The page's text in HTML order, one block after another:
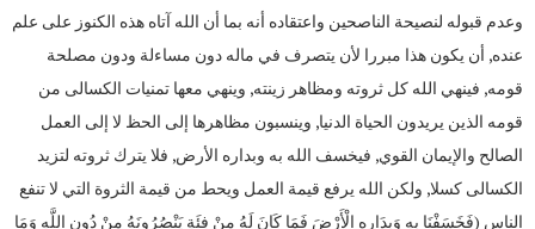
وعدم قبوله لنصيحة الناصحين واعتقاده أنه بما أن الله آتاه هذه الكنوز على علم
عنده, أن يكون هذا مبررا لأن يتصرف في ماله دون مساءلة ودون مصلحة
قومه, فينهي الله كل ثروته ومظاهر زينته, وينهي معها تمنيات الكسالى من
قومه الذين يريدون الحياة الدنيا, وينسبون مظاهرها إلى الحظ لا إلى العمل
الصالح والإيمان القوي, فيخسف الله به وبداره الأرض, فلا يترك ثروته لتزيد
الكسالى كسلا, ولكن الله يرفع قيمة العمل ويحط من قيمة الثروة التي لا تنفع
الناس (فَخَسَفْنَا بِهِ وَبِدَارِهِ الْأَرْضَ فَمَا كَانَ لَهُ مِنْ فِئَةٍ يَنْصُرُونَهُ مِنْ دُونِ اللَّهِ وَمَا